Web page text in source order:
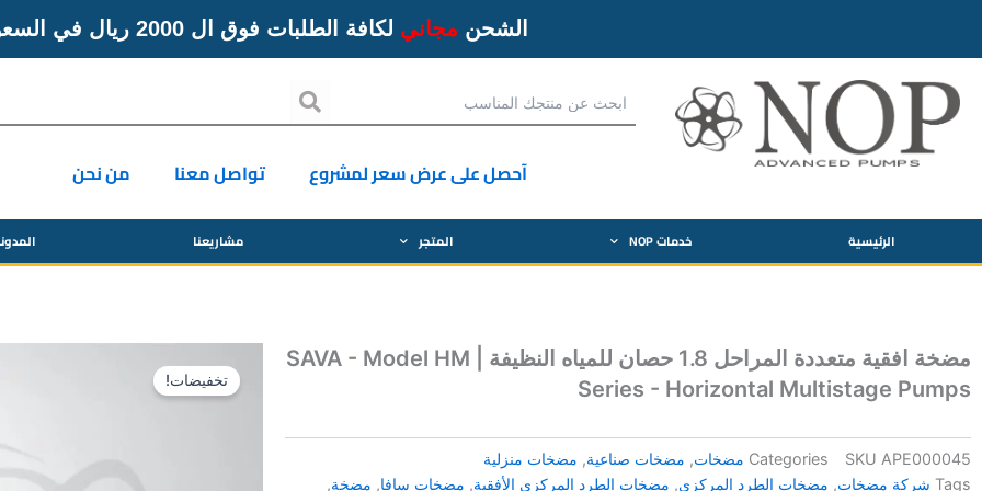
الشحن مجاني لكافة الطلبات فوق ال 2000 ريال في السعودية
Search
آحصل على عرض سعر لمشروع تواصل معنا من نحن
الرئيسية خدمات NOP المتجر مشاريعنا
مضخة افقية متعددة المراحل 1.8 حصان للمياه النظيفة | SAVA - Model HM
Series - Horizontal Multistage Pumps
SKU APE000045
Categories مضخات, مضخات صناعية, مضخات منزلية
Tags شركة مضخات, مضخات الطرد المركزي, مضخات الطرد المركزي الأفقية, مضخات سافا, مضخة,
تخفيضات!